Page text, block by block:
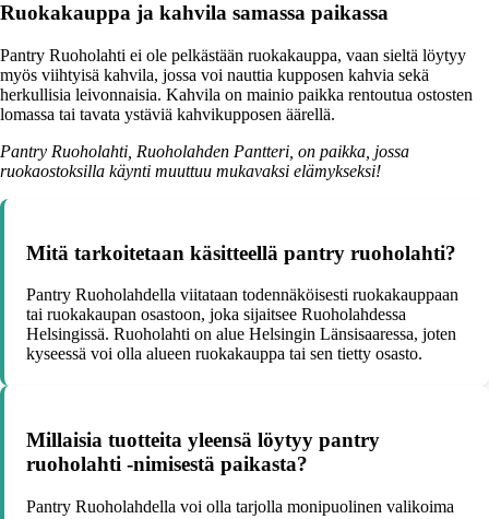
Ruokakauppa ja kahvila samassa paikassa
Pantry Ruoholahti ei ole pelkästään ruokakauppa, vaan sieltä löytyy
myös viihtyisä kahvila, jossa voi nauttia kupposen kahvia sekä
herkullisia leivonnaisia. Kahvila on mainio paikka rentoutua ostosten
lomassa tai tavata ystäviä kahvikupposen äärellä.
Pantry Ruoholahti, Ruoholahden Pantteri, on paikka, jossa
ruokaostoksilla käynti muuttuu mukavaksi elämykseksi!
Mitä tarkoitetaan käsitteellä pantry ruoholahti?
Pantry Ruoholahdella viitataan todennäköisesti ruokakauppaan
tai ruokakaupan osastoon, joka sijaitsee Ruoholahdessa
Helsingissä. Ruoholahti on alue Helsingin Länsisaaressa, joten
kyseessä voi olla alueen ruokakauppa tai sen tietty osasto.
Millaisia tuotteita yleensä löytyy pantry
ruoholahti -nimisestä paikasta?
Pantry Ruoholahdella voi olla tarjolla monipuolinen valikoima